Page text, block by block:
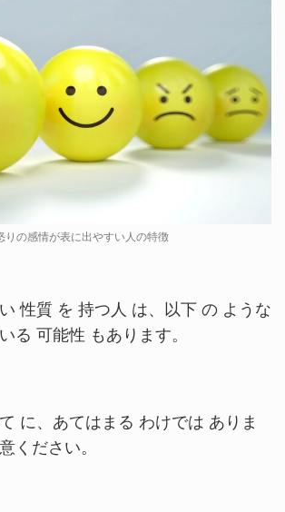
りの感情が表に出やすい人の特徴
性質 を 持つ人 は、以下 の ような
る 可能性 もあります。
に、あてはまる わけでは ありま
ください。